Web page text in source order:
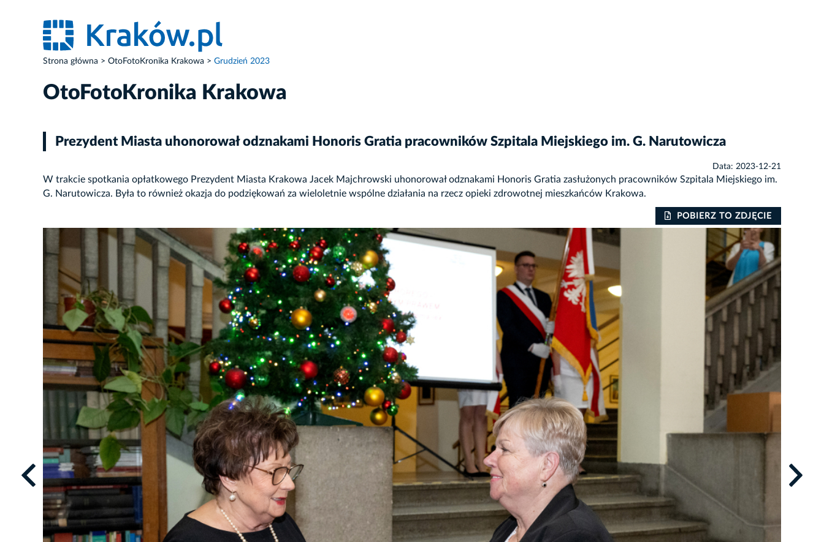
Strona główna OtoFotoKronika Krakowa Grudzień 2023
OtoFotoKronika Krakowa
Prezydent Miasta uhonorował odznakami Honoris Gratia pracowników Szpitala Miejskiego im. G. Narutowicza
Data: 2023-12-21
W trakcie spotkania opłatkowego Prezydent Miasta Krakowa Jacek Majchrowski uhonorował odznakami Honoris Gratia zasłużonych pracowników Szpitala Miejskiego im.
G. Narutowicza. Była to również okazja do podziękowań za wieloletnie wspólne działania na rzecz opieki zdrowotnej mieszkańców Krakowa.
POBIERZ TO ZDJĘCIE